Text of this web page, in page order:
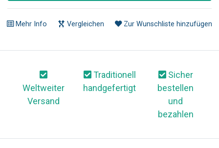
Mehr Info Vergleichen Zur Wunschliste hinzufügen
Weltweiter
Versand
Traditionell
handgefertigt
Sicher
bestellen
und
bezahlen